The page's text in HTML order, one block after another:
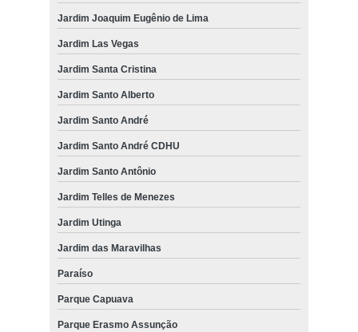
Jardim Joaquim Eugênio de Lima
Jardim Las Vegas
Jardim Santa Cristina
Jardim Santo Alberto
Jardim Santo André
Jardim Santo André CDHU
Jardim Santo Antônio
Jardim Telles de Menezes
Jardim Utinga
Jardim das Maravilhas
Paraíso
Parque Capuava
Parque Erasmo Assunção